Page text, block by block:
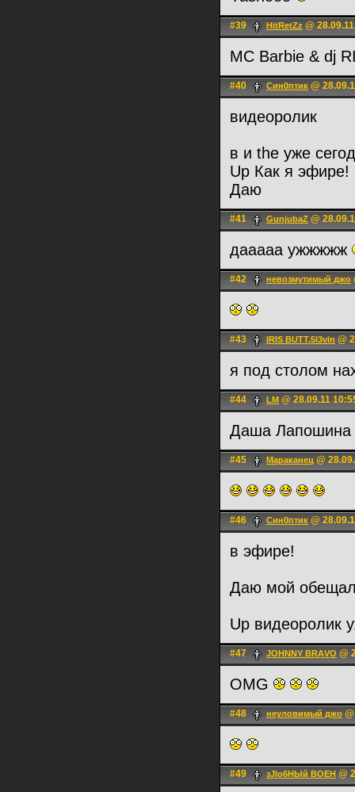
#39 HitRetZz @
MC Barbie & dj
#40 Син0птик @
видеоролик
в и the уже
Up Как я
Даю
#41 GunjubaZ @
дааааа ужжжжж
#42 невозмутимый джо
#43 IRIS BUTT.5l3vin @
я под столом
#44 LM @ 28.09.11
Даша Лапошина
#45 Мараканец @
#46 Син0птик @
в эфире!
Даю мой
Up видеоролик
#47 JOHNNY BRАVO @
OMG
#48 неуловимый джо
#49 зJlо6НЫй ВОЕН @